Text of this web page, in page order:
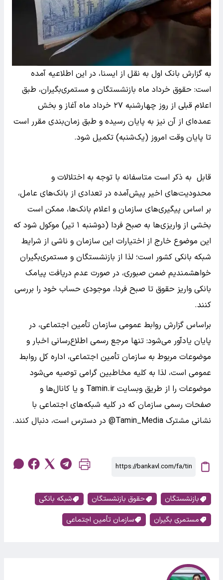
به گزارش بانک اول به نقل از ایسنا، در این اطلاعیه آمده
است: حقوق خرداد ماه بازنشستگان و مستمری‌بگیران، طبق
اعلام قبلی از روز چهارشنبه ۲۷ خرداد ماه آغاز و بخش
عمده‌ای از آن نیز به پایان رسیده و طبق زمان‌بندی مقرر است
تا پایان وقت امروز (یک‌شنبه) تکمیل شود.
قابل به ذکر است متاسفانه با توجه به اختلالات و
محدودیت‌های اخیر پیش‌آمده در تعدادی از بانک‌های عامل،
بر اساس پیگیری‌های سازمان و اعلام بانک‌ها، ممکن است
بخشی از واریزی‌ها به صبح فردا (دوشنبه ۱ تیر) موکول شود که
این موضوع خارج از اختیارات این سازمان و ناشی از شرایط
شبکه بانکی کشور است؛ لذا از بازنشستگان و مستمری‌بگیران
خواهشمندیم ضمن صبوری، در صورت عدم دریافت پیامک
بانکی واریز حقوق تا صبح فردا، موجودی حساب خود را بررسی
کنند.
براساس گزارش روابط عمومی سازمان تأمین اجتماعی، در
پایان یادآور می‌شود: تنها مرجع رسمی اطلاع‌رسانی اخبار و
موضوعات مربوط به سازمان تأمین اجتماعی، اداره کل روابط
عمومی است، لذا به کلیه مخاطبین گرامی توصیه می‌شود
موضوعات را از طریق وبسایت Tamin.ir و یا کانال‌ها و
صفحات رسمی سازمان که در کلیه شبکه‌های اجتماعی با
نشانی مشترک Tamin_Media@ در دسترس است، دنبال کنند.
بازنشستگان حقوق بازنشستگان
شبکه بانکی
مستمری بگیران
سازمان تأمین اجتماعی